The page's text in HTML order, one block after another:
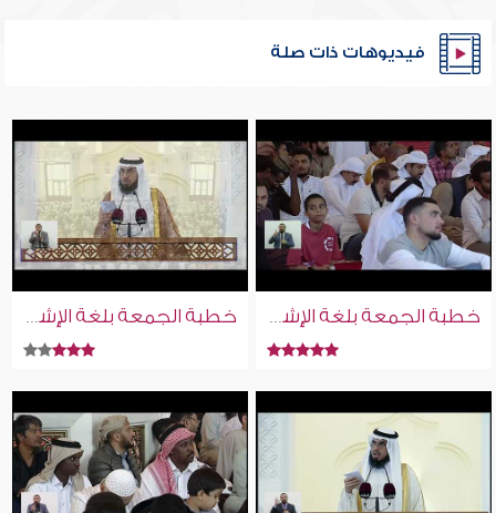
فيديوهات ذات صلة
خطبة الجمعة بلغة الإشارة للصم | 20-3-2026 خطبة الجمعة بلغة الإشارة للصم | 20-2-2026